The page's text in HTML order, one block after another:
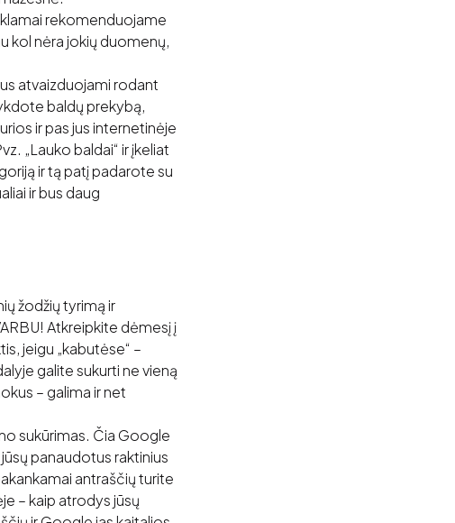
rekomenduojame
kol nėra jokių duomenų,
atvaizduojami rodant
baldų prekybą,
ir pas jus internetinėje
„Lauko baldai“ ir įkeliat
ir tą patį padarote su
ir bus daug
žodžių tyrimą ir
Atkreipkite dėmesį į
jeigu „kabutėse“ –
galite sukurti ne vieną
– galima ir net
sukūrimas. Čia Google
panaudotus raktinius
antraščių turite
– kaip atrodys jūsų